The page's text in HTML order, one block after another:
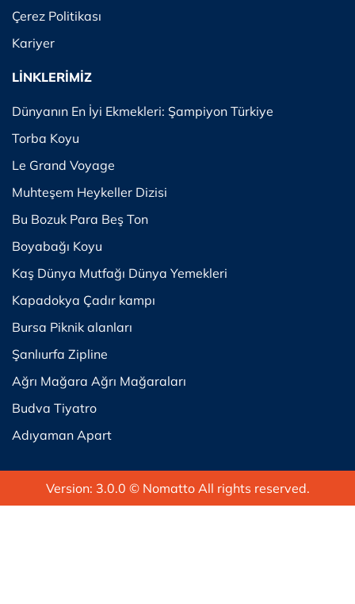
Çerez Politikası
Kariyer
LİNKLERİMİZ
Dünyanın En İyi Ekmekleri: Şampiyon Türkiye
Torba Koyu
Le Grand Voyage
Muhteşem Heykeller Dizisi
Bu Bozuk Para Beş Ton
Boyabağı Koyu
Kaş Dünya Mutfağı Dünya Yemekleri
Kapadokya Çadır kampı
Bursa Piknik alanları
Şanlıurfa Zipline
Ağrı Mağara Ağrı Mağaraları
Budva Tiyatro
Adıyaman Apart
Version: 3.0.0 © Nomatto All rights reserved.